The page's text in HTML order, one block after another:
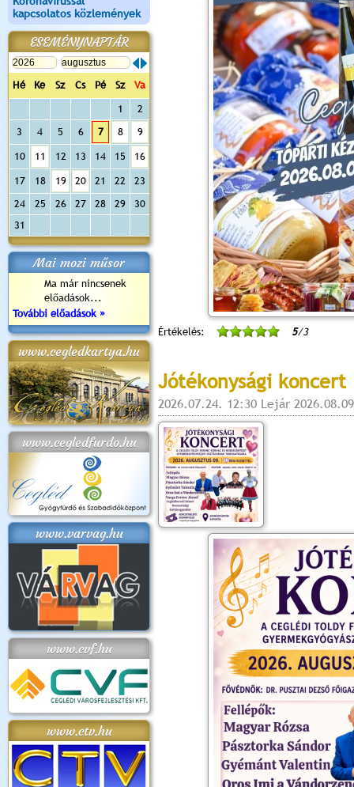
kapcsolatos közlemények
ESEMÉNYNAPTÁR
Hé Ke Sz Cs Pé Sz
Va
1
2
3
4 5 6 7 8 9
10 11 12 13 14 15 16
17 18 19 20 21 22
23
24
25 26 27 28 29
30
31
Mai mozi műsor
Ma már nincsenek
előadások...
További előadások »
www.cegledkartya.hu
www.cegledfurdo.hu
www.varvag.hu
www.cvf.hu
www.ctv.hu
Értékelés: 5/3
Jótékonysági koncert
2026.07.24. 12:30 Lejár